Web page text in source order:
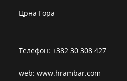
Црна Гора
Телефон: +382 30 308 427
web: www.hrambar.com